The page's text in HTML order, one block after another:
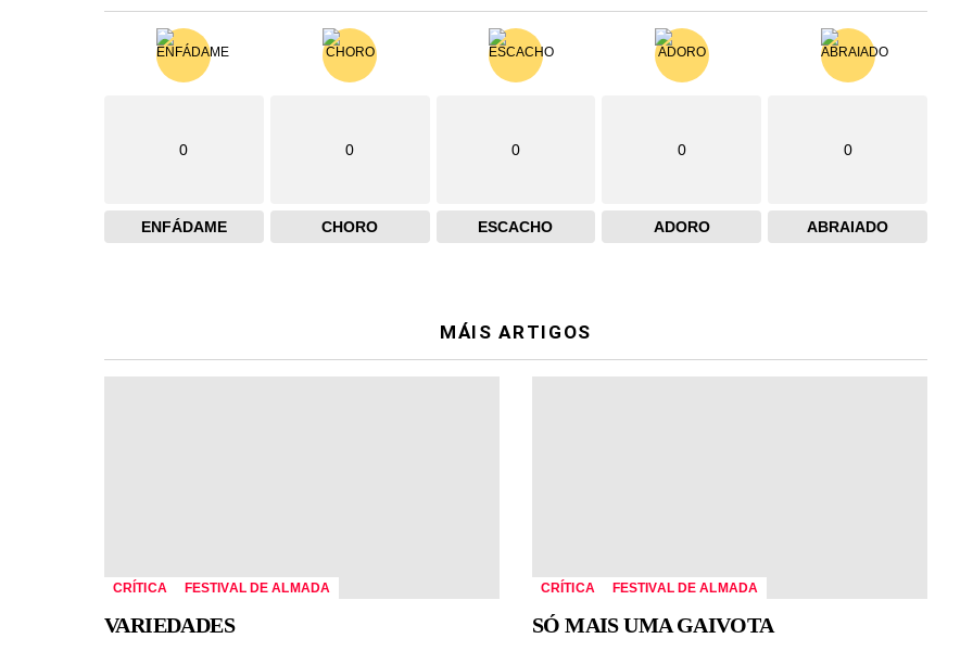
0
ENFÁDAME
0
CHORO
0
ESCACHO
0
ADORO
0
ABRAIADO
MÁIS ARTIGOS
CRÍTICA FESTIVAL DE ALMADA
VARIEDADES
CRÍTICA FESTIVAL DE ALMADA
SÓ MAIS UMA GAIVOTA